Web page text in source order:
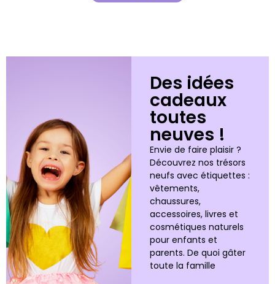
Des idées
cadeaux
toutes
neuves !
Envie de faire plaisir ?
Découvrez nos trésors
neufs avec étiquettes :
vêtements,
chaussures,
accessoires, livres et
cosmétiques naturels
pour enfants et
parents. De quoi gâter
toute la famille